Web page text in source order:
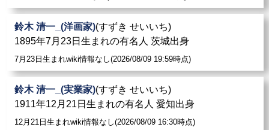
鈴木 清一_(洋画家)(すずき せいいち)
1895年7月23日生まれの有名人 茨城出身
7月23日生まれwiki情報なし(2026/08/09 19:59時点)
鈴木 清一_(実業家)(すずき せいいち)
1911年12月21日生まれの有名人 愛知出身
12月21日生まれwiki情報なし(2026/08/09 16:30時点)